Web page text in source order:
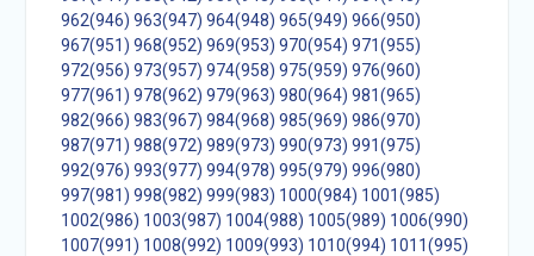
962(946) 963(947) 964(948) 965(949) 966(950)
967(951) 968(952) 969(953) 970(954) 971(955)
972(956) 973(957) 974(958) 975(959) 976(960)
977(961) 978(962) 979(963) 980(964) 981(965)
982(966) 983(967) 984(968) 985(969) 986(970)
987(971) 988(972) 989(973) 990(973) 991(975)
992(976) 993(977) 994(978) 995(979) 996(980)
997(981) 998(982) 999(983) 1000(984) 1001(985)
1002(986) 1003(987) 1004(988) 1005(989) 1006(990)
1007(991) 1008(992) 1009(993) 1010(994) 1011(995)